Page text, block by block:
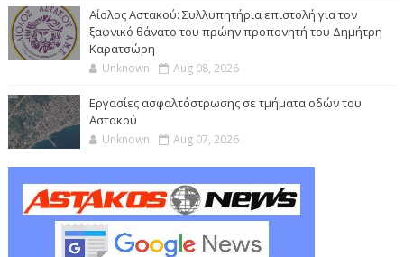
Αίολος Αστακού: Συλλυπητήρια επιστολή για τον
ξαφνικό θάνατο του πρώην προπονητή του Δημήτρη
Καρατσώρη
Unknown Aug 08, 2026
Εργασίες ασφαλτόστρωσης σε τμήματα οδών του
Αστακού
Unknown Aug 07, 2026